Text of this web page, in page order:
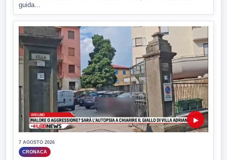
guida...
▶
7 AGOSTO 2026
CRONACA